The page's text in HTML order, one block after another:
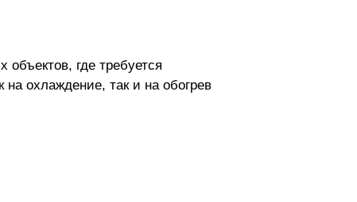
где требуется
охлаждение, так и на обогрев